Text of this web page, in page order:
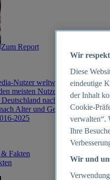
Zum Report
Nutzer weltweit 2012-2025
meisten Nutzern weltweit 2025
nach Generationen
Alter und Geschlecht in
2025
Fakten
Wir
Diese
eindeutige
der Inhalt
Cookie-
verwalten“.
Ihre
Wir und